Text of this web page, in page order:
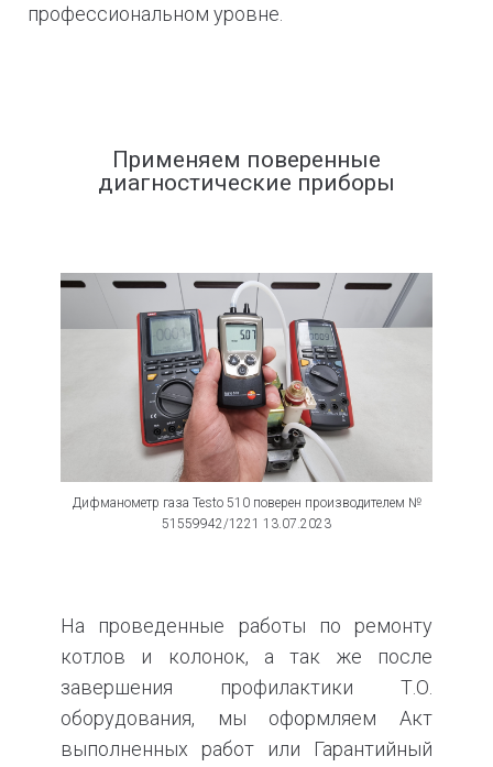
профессиональном уровне.
Применяем поверенные
диагностические приборы
Дифманометр газа Testo 510 поверен производителем №
51559942/1221 13.07.2023
На проведенные работы по ремонту
котлов и колонок, а так же после
завершения профилактики Т.О.
оборудования, мы оформляем Акт
выполненных работ или Гарантийный